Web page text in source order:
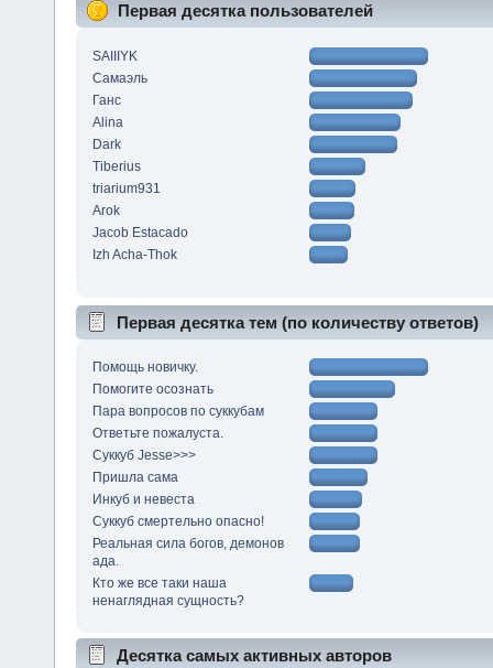
Первая десятка пользователей
SAIIIYK
Самаэль
Ганс
Alina
Dark
Tiberius
triarium931
Arok
Jacob Estacado
Izh Acha-Thok
Первая десятка тем (по количеству ответов)
Помощь новичку.
Помогите осознать
Пара вопросов по суккубам
Ответьте пожалуста.
Суккуб Jesse>>>
Пришла сама
Инкуб и невеста
Суккуб смертельно опасно!
Реальная сила богов, демонов
ада.
Кто же все таки наша
ненаглядная сущность?
Десятка самых активных авторов